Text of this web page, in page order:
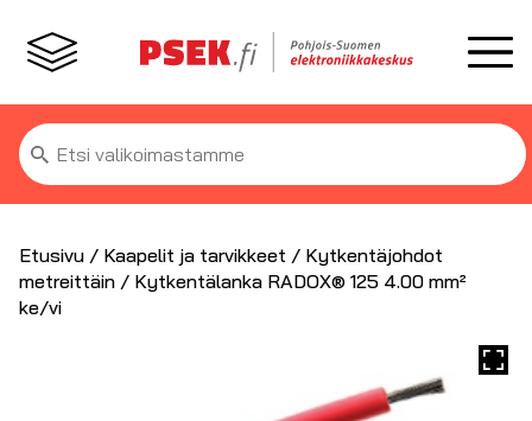
Etsi:
Etusivu / Kaapelit ja tarvikkeet / Kytkentäjohdot
metreittäin / Kytkentälanka RADOX® 125 4.00 mm²
ke/vi